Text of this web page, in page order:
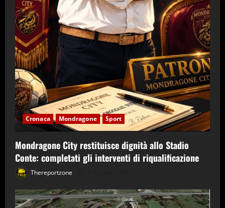
Cronaca Mondragone Sport
Mondragone City restituisce dignità allo Stadio
Conte: completati gli interventi di riqualificazione
Thereportzone